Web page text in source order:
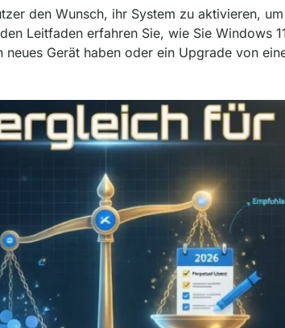
den Wunsch, ihr System zu aktivieren,
Leitfaden erfahren Sie, wie Sie Windows
Gerät haben oder ein Upgrade von